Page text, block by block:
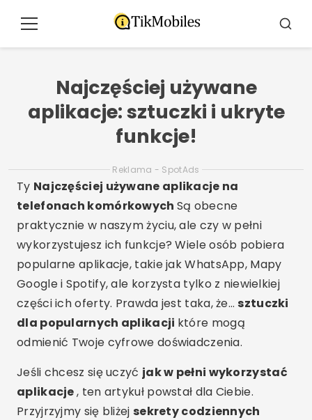
paraMenu
Najczęściej używane
aplikacje: sztuczki i ukryte
funkcje!
Reklama - SpotAds
Ty Najczęściej używane aplikacje na
telefonach komórkowych Są obecne
praktycznie w naszym życiu, ale czy w pełni
wykorzystujesz ich funkcje? Wiele osób pobiera
popularne aplikacje, takie jak WhatsApp, Mapy
Google i Spotify, ale korzysta tylko z niewielkiej
części ich oferty. Prawda jest taka, że… sztuczki
dla popularnych aplikacji które mogą
odmienić Twoje cyfrowe doświadczenia.
Jeśli chcesz się uczyć jak w pełni wykorzystać
aplikacje, ten artykuł powstał dla Ciebie.
Przyjrzyjmy się bliżej sekrety codziennych